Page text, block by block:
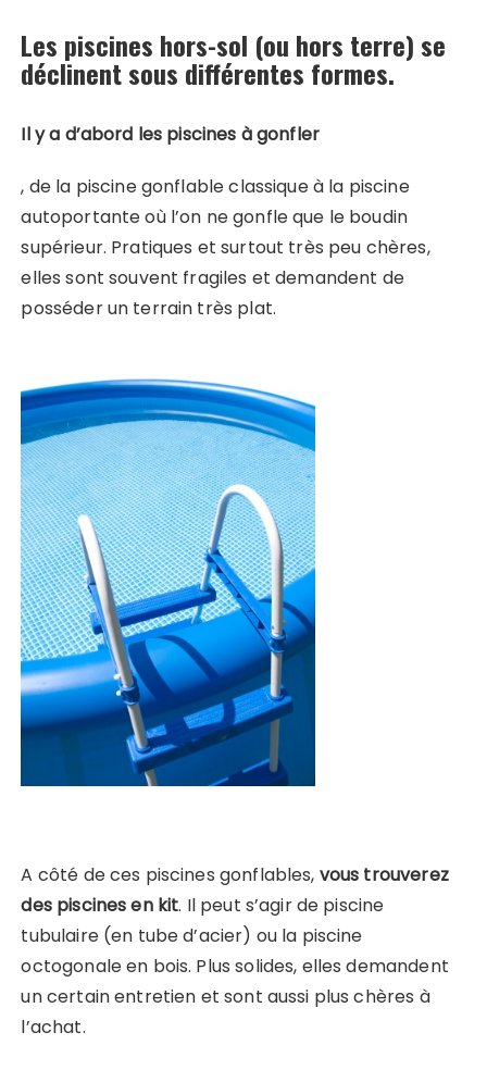
Les piscines hors-sol (ou hors terre) se
déclinent sous différentes formes.
Il y a d’abord les piscines à gonfler
, de la piscine gonflable classique à la piscine
autoportante où l’on ne gonfle que le boudin
supérieur. Pratiques et surtout très peu chères,
elles sont souvent fragiles et demandent de
posséder un terrain très plat.
A côté de ces piscines gonflables, vous trouverez
des piscines en kit. Il peut s’agir de piscine
tubulaire (en tube d’acier) ou la piscine
octogonale en bois. Plus solides, elles demandent
un certain entretien et sont aussi plus chères à
l’achat.